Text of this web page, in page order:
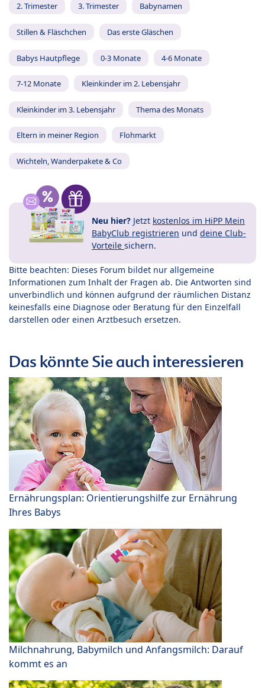
2. Trimester 3. Trimester Babynamen
Stillen & Fläschchen Das erste Gläschen
Babys Hautpflege 0-3 Monate 4-6 Monate
7-12 Monate Kleinkinder im 2. Lebensjahr
Kleinkinder im 3. Lebensjahr Thema des Monats
Eltern in meiner Region Flohmarkt
Wichteln, Wanderpakete & Co
Neu hier? Jetzt kostenlos im HiPP Mein
BabyClub registrieren und deine Club-
Vorteile sichern.
Bitte beachten: Dieses Forum bildet nur allgemeine
Informationen zum Inhalt der Fragen ab. Die Antworten sind
unverbindlich und können aufgrund der räumlichen Distanz
keinesfalls eine Diagnose oder Beratung für den Einzelfall
darstellen oder einen Arztbesuch ersetzen.
Das könnte Sie auch interessieren
Ernährungsplan: Orientierungshilfe zur Ernährung
Ihres Babys
Milchnahrung, Babymilch und Anfangsmilch: Darauf
kommt es an